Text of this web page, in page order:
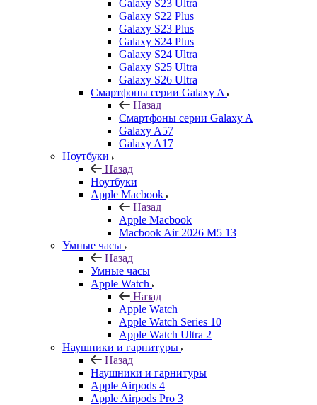
Galaxy S23 Ultra
Galaxy S22 Plus
Galaxy S23 Plus
Galaxy S24 Plus
Galaxy S24 Ultra
Galaxy S25 Ultra
Galaxy S26 Ultra
Смартфоны серии Galaxy A
Назад
Смартфоны серии Galaxy A
Galaxy A57
Galaxy A17
Ноутбуки
Назад
Ноутбуки
Apple Macbook
Назад
Apple Macbook
Macbook Air 2026 M5 13
Умные часы
Назад
Умные часы
Apple Watch
Назад
Apple Watch
Apple Watch Series 10
Apple Watch Ultra 2
Наушники и гарнитуры
Назад
Наушники и гарнитуры
Apple Airpods 4
Apple Airpods Pro 3